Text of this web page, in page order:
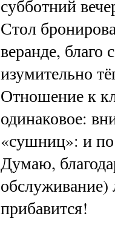
субботний
Стол
веранде, благо
изумительно
Отношение к
одинаковое:
«сушниц»: и
Думаю,
прибавится!